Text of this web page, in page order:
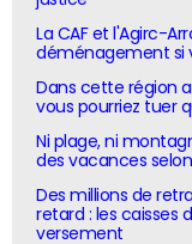
La CAF et l'Agirc-
déménagement si
Dans cette région
vous pourriez tuer
Ni plage, ni
des vacances
Des millions de
retard : les caisses
versement